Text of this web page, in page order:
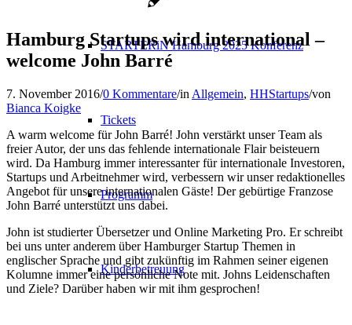
STARTERiN Hamburg 2025 Konferenz
Tickets
Programm
Kinderbetreuung
Hamburg Startups wird international –
welcome John Barré
7. November 2016/0 Kommentare/in Allgemein, HHStartups/von
Bianca Koigke
A warm welcome für John Barré! John verstärkt unser Team als
freier Autor, der uns das fehlende internationale Flair beisteuern
wird. Da Hamburg immer interessanter für internationale Investoren,
Startups und Arbeitnehmer wird, verbessern wir unser redaktionelles
Angebot für unsere internationalen Gäste! Der gebürtige Franzose
John Barré unterstützt uns dabei.
John ist studierter Übersetzer und Online Marketing Pro. Er schreibt
bei uns unter anderem über Hamburger Startup Themen in
englischer Sprache und gibt zukünftig im Rahmen seiner eigenen
Kolumne immer eine persönliche Note mit. Johns Leidenschaften
und Ziele? Darüber haben wir mit ihm gesprochen!